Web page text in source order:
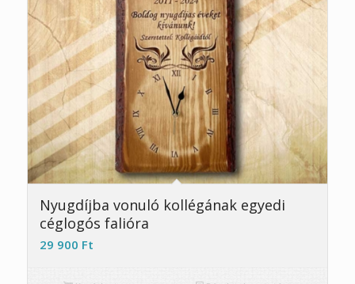
4.93
Nyugdíjba vonuló kollégának egyedi
céglogós falióra
29 900 Ft